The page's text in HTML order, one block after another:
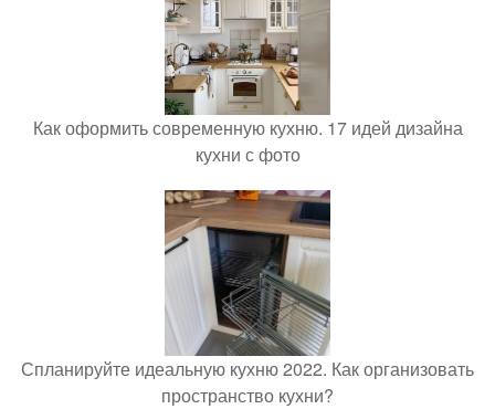
Как оформить современную кухню. 17 идей дизайна
кухни с фото
Спланируйте идеальную кухню 2022. Как организовать
пространство кухни?